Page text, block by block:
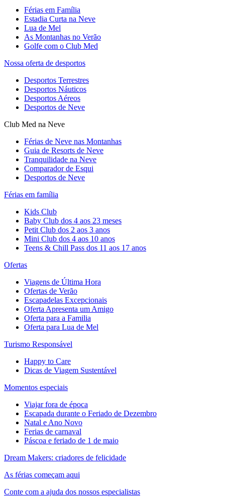
Férias em Família
Estadia Curta na Neve
Lua de Mel
As Montanhas no Verão
Golfe com o Club Med
Nossa oferta de desportos
Desportos Terrestres
Desportos Náuticos
Desportos Aéreos
Desportos de Neve
Club Med na Neve
Férias de Neve nas Montanhas
Guia de Resorts de Neve
Tranquilidade na Neve​
Comparador de Esqui
Desportos de Neve
Férias em família
Kids Club
Baby Club dos 4 aos 23 meses
Petit Club dos 2 aos 3 anos
Mini Club dos 4 aos 10 anos
Teens & Chill Pass dos 11 aos 17 anos
Ofertas
Viagens de Última Hora
Ofertas de Verão
Escapadelas Excepcionais
Oferta Apresenta um Amigo
Oferta para a Familia
Oferta para Lua de Mel
Turismo Responsável
Happy to Care
Dicas de Viagem Sustentável
Momentos especiais
Viajar fora de época
Escapada durante o Feriado de Dezembro
Natal e Ano Novo
Ferias de carnaval
Páscoa e feriado de 1 de maio
Dream Makers: criadores de felicidade
As férias começam aqui
Conte com a ajuda dos nossos especialistas